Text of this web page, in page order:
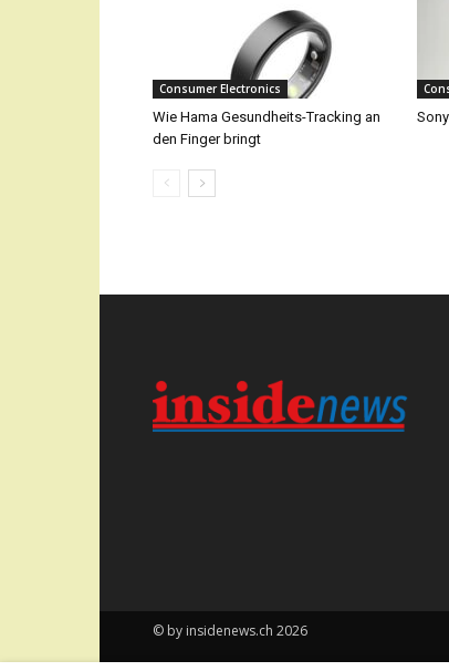
Consumer Electronics
Wie Hama Gesundheits-Tracking an
den Finger bringt
© by insidenews.ch 2026